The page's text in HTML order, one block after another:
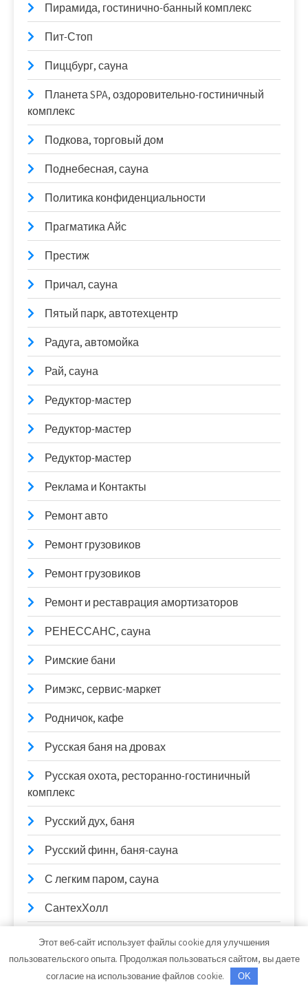
Пирамида, гостинично-банный комплекс
Пит-Стоп
Пиццбург, сауна
Планета SPA, оздоровительно-гостиничный
комплекс
Подкова, торговый дом
Поднебесная, сауна
Политика конфиденциальности
Прагматика Айс
Престиж
Причал, сауна
Пятый парк, автотехцентр
Радуга, автомойка
Рай, сауна
Редуктор-мастер
Редуктор-мастер
Редуктор-мастер
Реклама и Контакты
Ремонт авто
Ремонт грузовиков
Ремонт грузовиков
Ремонт и реставрация амортизаторов
РЕНЕССАНС, сауна
Римские бани
Римэкс, сервис-маркет
Родничок, кафе
Русская баня на дровах
Русская охота, ресторанно-гостиничный
комплекс
Русский дух, баня
Русский финн, баня-сауна
С легким паром, сауна
СантехХолл
Сатурн, Оптово-розничный магазин
Сауна на Илекской
Этот веб-сайт использует файлы cookie для улучшения
пользовательского опыта. Продолжая пользоваться сайтом, вы даете
согласие на использование файлов cookie.
OK